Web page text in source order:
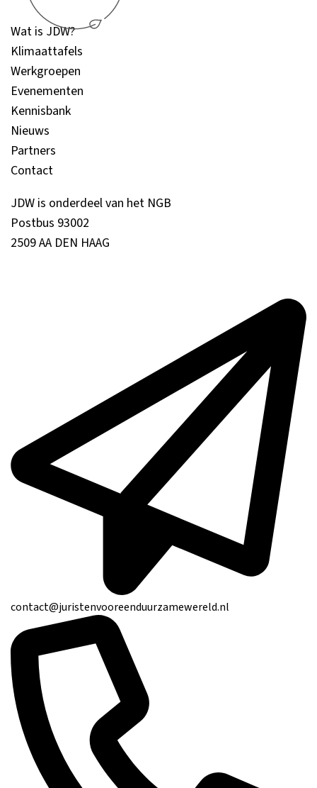
Wat is JDW?
Klimaattafels
Werkgroepen
Evenementen
Kennisbank
Nieuws
Partners
Contact
JDW is onderdeel van het NGB
Postbus 93002
2509 AA DEN HAAG
contact@juristenvooreenduurzamewereld.nl